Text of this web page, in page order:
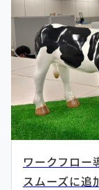
ワークフロー
スムーズに追